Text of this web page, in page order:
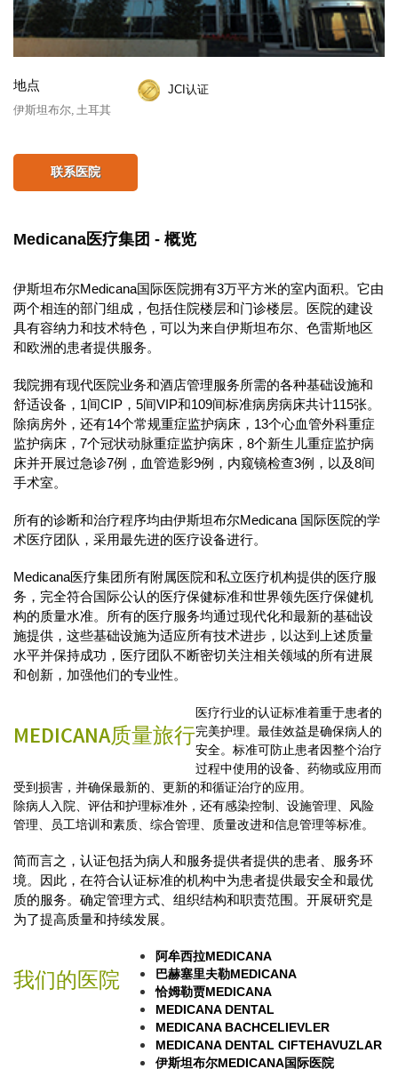
地点
伊斯坦布尔, 土耳其
JCI认证
联系医院
Medicana医疗集团 - 概览
伊斯坦布尔Medicana国际医院拥有3万平方米的室内面积。它由
两个相连的部门组成，包括住院楼层和门诊楼层。医院的建设
具有容纳力和技术特色，可以为来自伊斯坦布尔、色雷斯地区
和欧洲的患者提供服务。
我院拥有现代医院业务和酒店管理服务所需的各种基础设施和
舒适设备，1间CIP，5间VIP和109间标准病房病床共计115张。
除病房外，还有14个常规重症监护病床，13个心血管外科重症
监护病床，7个冠状动脉重症监护病床，8个新生儿重症监护病
床并开展过急诊7例，血管造影9例，内窥镜检查3例，以及8间
手术室。
所有的诊断和治疗程序均由伊斯坦布尔Medicana 国际医院的学
术医疗团队，采用最先进的医疗设备进行。
Medicana医疗集团所有附属医院和私立医疗机构提供的医疗服
务，完全符合国际公认的医疗保健标准和世界领先医疗保健机
构的质量水准。所有的医疗服务均通过现代化和最新的基础设
施提供，这些基础设施为适应所有技术进步，以达到上述质量
水平并保持成功，医疗团队不断密切关注相关领域的所有进展
和创新，加强他们的专业性。
MEDICANA质量旅行
医疗行业的认证标准着重于患者的
完美护理。最佳效益是确保病人的
安全。标准可防止患者因整个治疗
过程中使用的设备、药物或应用而
受到损害，并确保最新的、更新的和循证治疗的应用。
除病人入院、评估和护理标准外，还有感染控制、设施管理、风险
管理、员工培训和素质、综合管理、质量改进和信息管理等标准。
简而言之，认证包括为病人和服务提供者提供的患者、服务环
境。因此，在符合认证标准的机构中为患者提供最安全和最优
质的服务。确定管理方式、组织结构和职责范围。开展研究是
为了提高质量和持续发展。
我们的医院
阿牟西拉MEDICANA
巴赫塞里夫勒MEDICANA
恰姆勒贾MEDICANA
MEDICANA DENTAL
MEDICANA BACHCELIEVLER
MEDICANA DENTAL CIFTEHAVUZLAR
伊斯坦布尔MEDICANA国际医院